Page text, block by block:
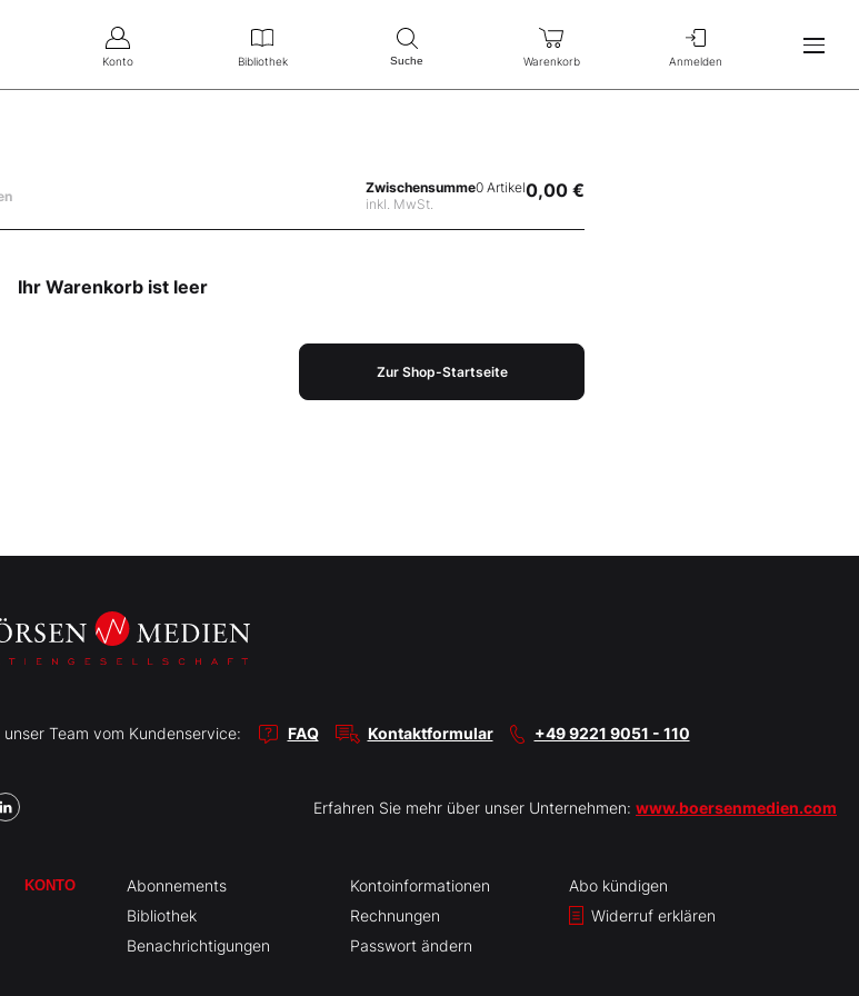
Konto Bibliothek Suche Warenkorb Anmelden
Zwischensumme
inkl. MwSt.
0 Artikel0,00 €
Ihr Warenkorb ist leer
Zur Shop-Startseite
Team vom Kundenservice: FAQ Kontaktformular +49 9221 9051 - 110
Erfahren Sie mehr über unser Unternehmen: www.boersenmedien.com
KONTO
Abonnements
Bibliothek
Benachrichtigungen
Kontoinformationen
Rechnungen
Passwort ändern
Abo kündigen
Widerruf erklären